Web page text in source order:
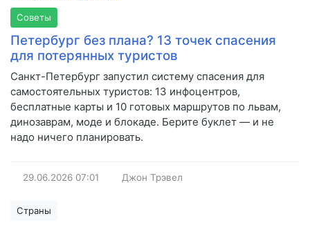
Советы
Петербург без плана? 13 точек спасения
для потерянных туристов
Санкт-Петербург запустил систему спасения для
самостоятельных туристов: 13 инфоцентров,
бесплатные карты и 10 готовых маршрутов по львам,
динозаврам, моде и блокаде. Берите буклет — и не
надо ничего планировать.
29.06.2026 07:01 Джон Трэвел
Страны